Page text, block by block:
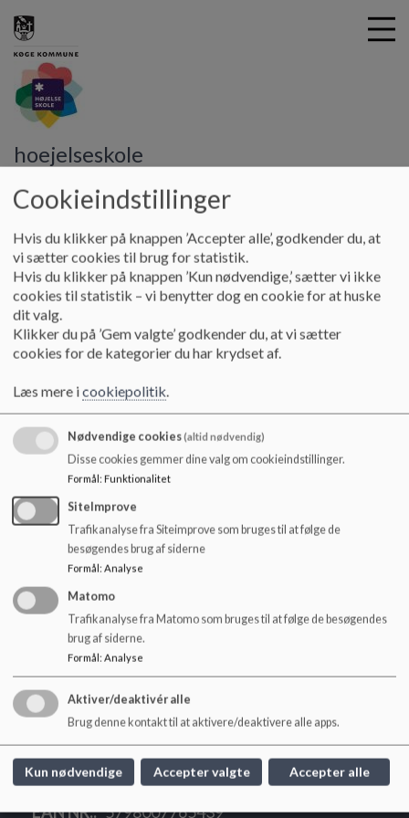
å
o
hoejelseskole
SFO UK - Ungdomsklub
UK - Ungdomsklub
Ungdomsklubben på Højelse
UK på Højelse er for alle unge i Køge fra 7.klasse - 18år, og
besøges mest af unge fra Højelse skole.
holder til i SFO 2´s lokaler.
UK er GRATIS
Der laves opslag på AULA mv. og lokalt, som 7-9.klasses
børn og forældre kan se. .
Telefonnummer til UK er samme som til Klubben: 56 67 27
Leder - Maibrith Egelund
Højelse Skole
hoejelseskole@koege.dk
Tlf. 56672760
EAN NR. 5798007765439
Cookieindstillinger
Hvis du klikker på knappen ’Accepter alle’, godkender du, at
vi sætter cookies til brug for statistik.
Hvis du klikker på knappen ’Kun nødvendige,’ sætter vi ikke
cookies til statistik – vi benytter dog en cookie for at huske
dit valg.
Klikker du på ’Gem valgte’ godkender du, at vi sætter
cookies for de kategorier du har krydset af.
Læs mere icookiepolitik.
Nødvendige cookies(altid nødvendig)
Disse cookies gemmer dine valg om cookieindstillinger.
Formål: Funktionalitet
SiteImprove
Trafikanalyse fra Siteimprove som bruges til at følge de
besøgendes brug af siderne
Formål: Analyse
Matomo
Trafikanalyse fra Matomo som bruges til at følge de besøgendes
brug af siderne.
Formål: Analyse
Aktiver/deaktivér alle
Brug denne kontakt til at aktivere/deaktivere alle apps.
Kun nødvendige Accepter valgte Accepter alle